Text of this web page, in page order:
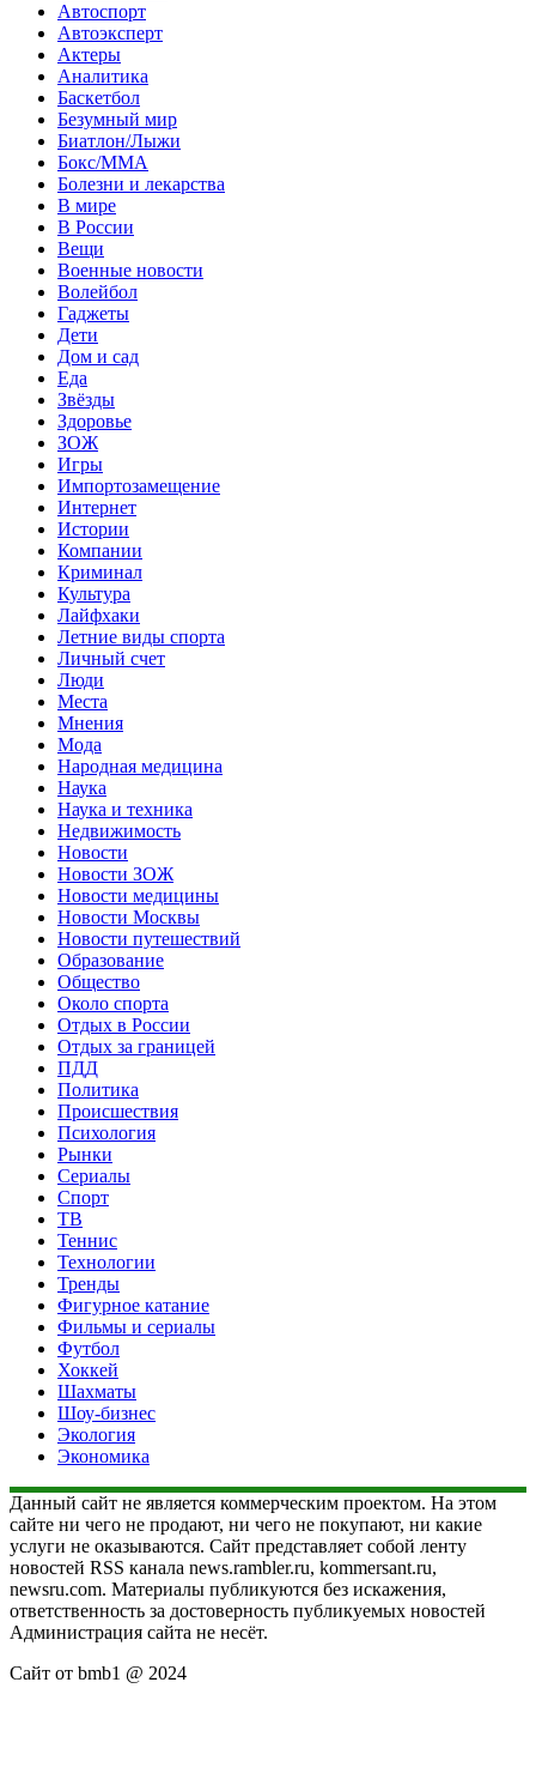
Автоспорт
Автоэксперт
Актеры
Аналитика
Баскетбол
Безумный мир
Биатлон/Лыжи
Бокс/MMA
Болезни и лекарства
В мире
В России
Вещи
Военные новости
Волейбол
Гаджеты
Дети
Дом и сад
Еда
Звёзды
Здоровье
ЗОЖ
Игры
Импортозамещение
Интернет
Истории
Компании
Криминал
Культура
Лайфхаки
Летние виды спорта
Личный счет
Люди
Места
Мнения
Мода
Народная медицина
Наука
Наука и техника
Недвижимость
Новости
Новости ЗОЖ
Новости медицины
Новости Москвы
Новости путешествий
Образование
Общество
Около спорта
Отдых в России
Отдых за границей
ПДД
Политика
Происшествия
Психология
Рынки
Сериалы
Спорт
ТВ
Теннис
Технологии
Тренды
Фигурное катание
Фильмы и сериалы
Футбол
Хоккей
Шахматы
Шоу-бизнес
Экология
Экономика
Данный сайт не является коммерческим проектом. На этом
сайте ни чего не продают, ни чего не покупают, ни какие
услуги не оказываются. Сайт представляет собой ленту
новостей RSS канала news.rambler.ru, kommersant.ru,
newsru.com. Материалы публикуются без искажения,
ответственность за достоверность публикуемых новостей
Администрация сайта не несёт.
Сайт от bmb1 @ 2024